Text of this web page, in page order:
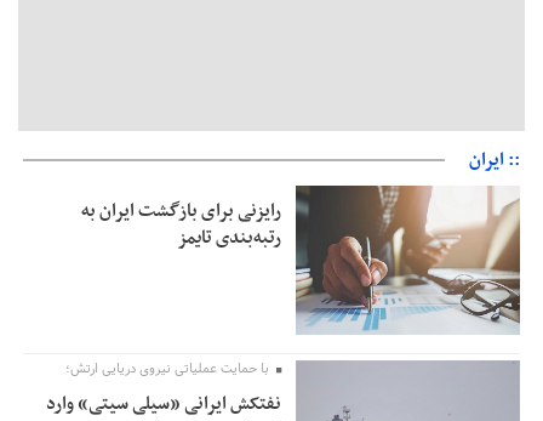
:: ایران
رایزنی برای بازگشت ایران به
رتبه‌بندی تایمز
با حمایت عملیاتی نیروی دریایی ارتش؛
نفتکش ایرانی «سیلی سیتی» وارد